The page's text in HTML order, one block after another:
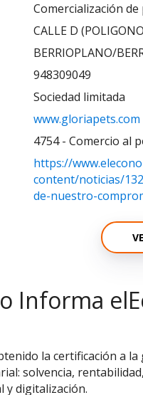
Comercialización
CALLE D
BERRIOPLANO/
948309049
Sociedad limitada
www.gloriapets.com
4754 - Comercio al
https://
content/noticias/
de-nuestro-
Informa
la certificación a
solvencia,
y digitalización.